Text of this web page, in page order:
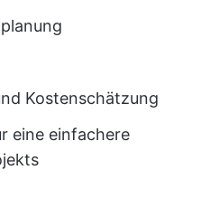
Kostenschätzung
eine einfachere